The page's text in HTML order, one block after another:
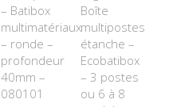
– Batibox
multimatériaux
– ronde –
profondeur
40mm –
080101
Boîte
multipostes
étanche –
Ecobatibox
– 3 postes
ou 6 à 8